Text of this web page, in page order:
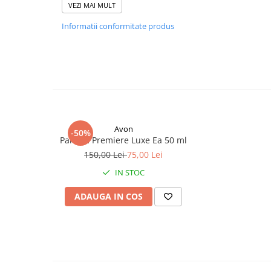
Ambalajul apei de parfum Avon Luck pentru Ea are
poate fi folosit și ca obiect decorativ, fiind perfect
VEZI MAI MULT
Informatii conformitate produs
-50% Avon
Parfum Premiere Luxe Ea 50 ml
150,00 Lei75,00 Lei
IN STOC
ADAUGA IN COS